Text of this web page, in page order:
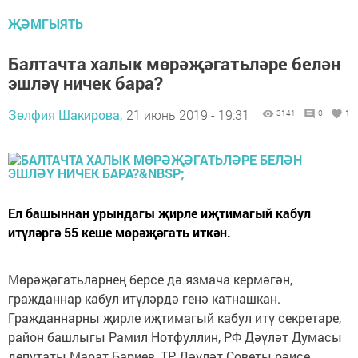
ҖӘМГЫЯТЬ
Балтачта халык мөрәҗәгатьләре белән
эшләү ничек бара?
Зөлфия Шакирова, 21 июнь 2019 - 19:31 3141 0 1
Ел башыннан урындагы җирле иҗтимагый кабул
итүләргә 55 кеше мөрәҗәгать иткән.
Мөрәҗәгатьләрнең берсе дә язмача кермәгән,
гражданнар кабул итүләрдә генә катнашкан.
Гражданнарны җирле иҗтимагый кабул итү секретаре,
район башлыгы Рамил Нотфуллин, РФ Дәүләт Думасы